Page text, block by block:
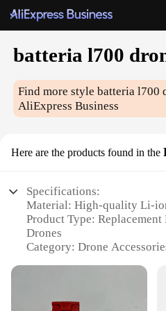
batteria l700
Find more stylebatteria l700
AliExpress Business
Here are the products found in the
Specifications:
Material: High-quality Li-
Product Type:
Drones
Category: Drone
extended flight times